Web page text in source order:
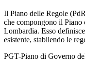
Il Piano delle Regole
che compongono il
Lombardia. Esso
esistente, stabilendo le
PGT-Piano di Governo